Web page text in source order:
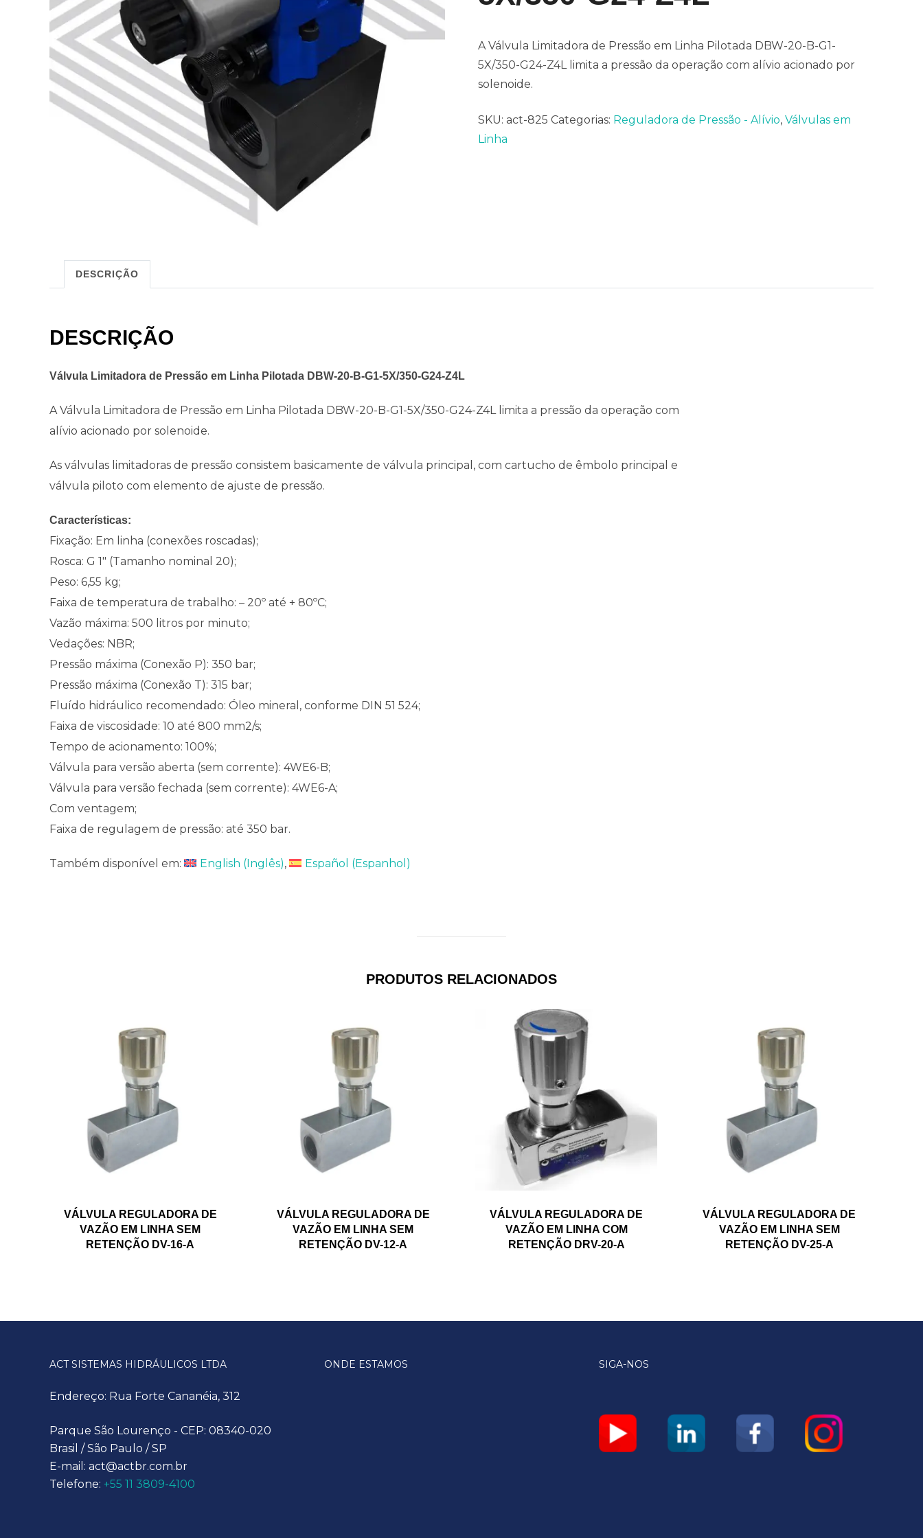
A Válvula Limitadora de Pressão em Linha Pilotada DBW-20-B-G1-
5X/350-G24-Z4L limita a pressão da operação com alívio acionado por
solenoide.
SKU: act-825 Categorias: Reguladora de Pressão - Alívio, Válvulas em
Linha
DESCRIÇÃO
DESCRIÇÃO
Válvula Limitadora de Pressão em Linha Pilotada DBW-20-B-G1-5X/350-G24-Z4L
A Válvula Limitadora de Pressão em Linha Pilotada DBW-20-B-G1-5X/350-G24-Z4L limita a pressão da operação com
alívio acionado por solenoide.
As válvulas limitadoras de pressão consistem basicamente de válvula principal, com cartucho de êmbolo principal e
válvula piloto com elemento de ajuste de pressão.
Características:
Fixação: Em linha (conexões roscadas);
Rosca: G 1″ (Tamanho nominal 20);
Peso: 6,55 kg;
Faixa de temperatura de trabalho: – 20º até + 80ºC;
Vazão máxima: 500 litros por minuto;
Vedações: NBR;
Pressão máxima (Conexão P): 350 bar;
Pressão máxima (Conexão T): 315 bar;
Fluído hidráulico recomendado: Óleo mineral, conforme DIN 51 524;
Faixa de viscosidade: 10 até 800 mm2/s;
Tempo de acionamento: 100%;
Válvula para versão aberta (sem corrente): 4WE6-B;
Válvula para versão fechada (sem corrente): 4WE6-A;
Com ventagem;
Faixa de regulagem de pressão: até 350 bar.
Também disponível em: English (Inglês) Español (Espanhol )
PRODUTOS RELACIONADOS
VÁLVULA REGULADORA DE
VAZÃO EM LINHA SEM
RETENÇÃO DV-16-A
VÁLVULA REGULADORA DE
VAZÃO EM LINHA SEM
RETENÇÃO DV-12-A
VÁLVULA REGULADORA DE
VAZÃO EM LINHA COM
RETENÇÃO DRV-20-A
VÁLVULA REGULADORA DE
VAZÃO EM LINHA SEM
RETENÇÃO DV-25-A
ACT SISTEMAS HIDRÁULICOS LTDA
Endereço: Rua Forte Cananéia, 312
Parque São Lourenço - CEP: 08340-020
Brasil / São Paulo / SP
E-mail: act@actbr.com.br
Telefone: +55 11 3809-4100
ONDE ESTAMOS SIGA-NOS